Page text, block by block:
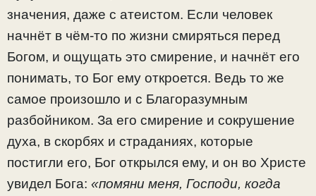
значения, даже с атеистом. Если человек
начнёт в чём-то по жизни смиряться перед
Богом, и ощущать это смирение, и начнёт его
понимать, то Бог ему откроется. Ведь то же
самое произошло и с Благоразумным
разбойником. За его смирение и сокрушение
духа, в скорбях и страданиях, которые
постигли его, Бог открылся ему, и он во Христе
увидел Бога: «помяни меня, Господи, когда